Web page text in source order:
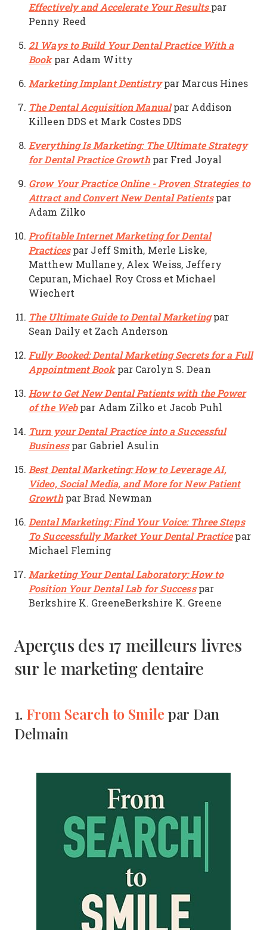
Effectively and Accelerate Your Results par
Penny Reed
21 Ways to Build Your Dental Practice With a
Bookpar Adam Witty
Marketing Implant Dentistrypar Marcus Hines
The Dental Acquisition Manual par Addison
Killeen DDS et Mark Costes DDS
Everything Is Marketing: The Ultimate Strategy
for Dental Practice Growthpar Fred Joyal
Grow Your Practice Online - Proven Strategies to
Attract and Convert New Dental Patientspar
Adam Zilko
Profitable Internet Marketing for Dental
Practicespar Jeff Smith, Merle Liske,
Matthew Mullaney, Alex Weiss, Jeffery
Cepuran, Michael Roy Cross et Michael
Wiechert
The Ultimate Guide to Dental Marketingpar
Sean Daily et Zach Anderson
Fully Booked: Dental Marketing Secrets for a Full
Appointment Bookpar Carolyn S. Dean
How to Get New Dental Patients with the Power
of the Webpar Adam Zilko et Jacob Puhl
Turn your Dental Practice into a Successful
Businesspar Gabriel Asulin
Best Dental Marketing: How to Leverage AI,
Video, Social Media, and More for New Patient
Growthpar Brad Newman
Dental Marketing: Find Your Voice: Three Steps
To Successfully Market Your Dental Practicepar
Michael Fleming
Marketing Your Dental Laboratory: How to
Position Your Dental Lab for Successpar
Berkshire K. GreeneBerkshire K. Greene
Aperçus des 17 meilleurs livres
sur le marketing dentaire
1. From Search to Smile par Dan
Delmain